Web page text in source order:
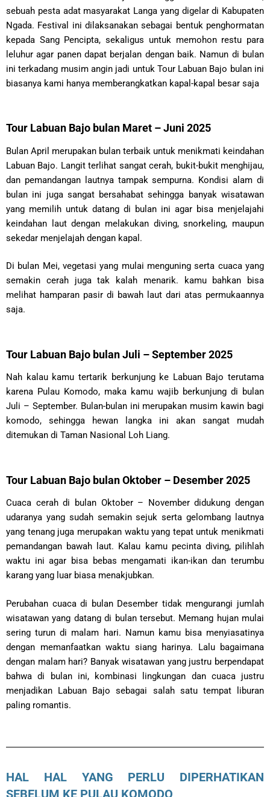
sebuah pesta adat masyarakat Langa yang digelar di Kabupaten
Ngada. Festival ini dilaksanakan sebagai bentuk penghormatan
kepada Sang Pencipta, sekaligus untuk memohon restu para
leluhur agar panen dapat berjalan dengan baik. Namun di bulan
ini terkadang musim angin jadi untuk Tour Labuan Bajo bulan ini
biasanya kami hanya memberangkatkan kapal-kapal besar saja
Tour Labuan Bajo bulan Maret – Juni 2025
Bulan April merupakan bulan terbaik untuk menikmati keindahan
Labuan Bajo. Langit terlihat sangat cerah, bukit-bukit menghijau,
dan pemandangan lautnya tampak sempurna. Kondisi alam di
bulan ini juga sangat bersahabat sehingga banyak wisatawan
yang memilih untuk datang di bulan ini agar bisa menjelajahi
keindahan laut dengan melakukan diving, snorkeling, maupun
sekedar menjelajah dengan kapal.
Di bulan Mei, vegetasi yang mulai menguning serta cuaca yang
semakin cerah juga tak kalah menarik. kamu bahkan bisa
melihat hamparan pasir di bawah laut dari atas permukaannya
saja.
Tour Labuan Bajo bulan Juli – September 2025
Nah kalau kamu tertarik berkunjung ke Labuan Bajo terutama
karena Pulau Komodo, maka kamu wajib berkunjung di bulan
Juli – September. Bulan-bulan ini merupakan musim kawin bagi
komodo, sehingga hewan langka ini akan sangat mudah
ditemukan di Taman Nasional Loh Liang.
Tour Labuan Bajo bulan Oktober – Desember 2025
Cuaca cerah di bulan Oktober – November didukung dengan
udaranya yang sudah semakin sejuk serta gelombang lautnya
yang tenang juga merupakan waktu yang tepat untuk menikmati
pemandangan bawah laut. Kalau kamu pecinta diving, pilihlah
waktu ini agar bisa bebas mengamati ikan-ikan dan terumbu
karang yang luar biasa menakjubkan.
Perubahan cuaca di bulan Desember tidak mengurangi jumlah
wisatawan yang datang di bulan tersebut. Memang hujan mulai
sering turun di malam hari. Namun kamu bisa menyiasatinya
dengan memanfaatkan waktu siang harinya. Lalu bagaimana
dengan malam hari? Banyak wisatawan yang justru berpendapat
bahwa di bulan ini, kombinasi lingkungan dan cuaca justru
menjadikan Labuan Bajo sebagai salah satu tempat liburan
paling romantis.
HAL HAL YANG PERLU DIPERHATIKAN
SEBELUM KE PULAU KOMODO